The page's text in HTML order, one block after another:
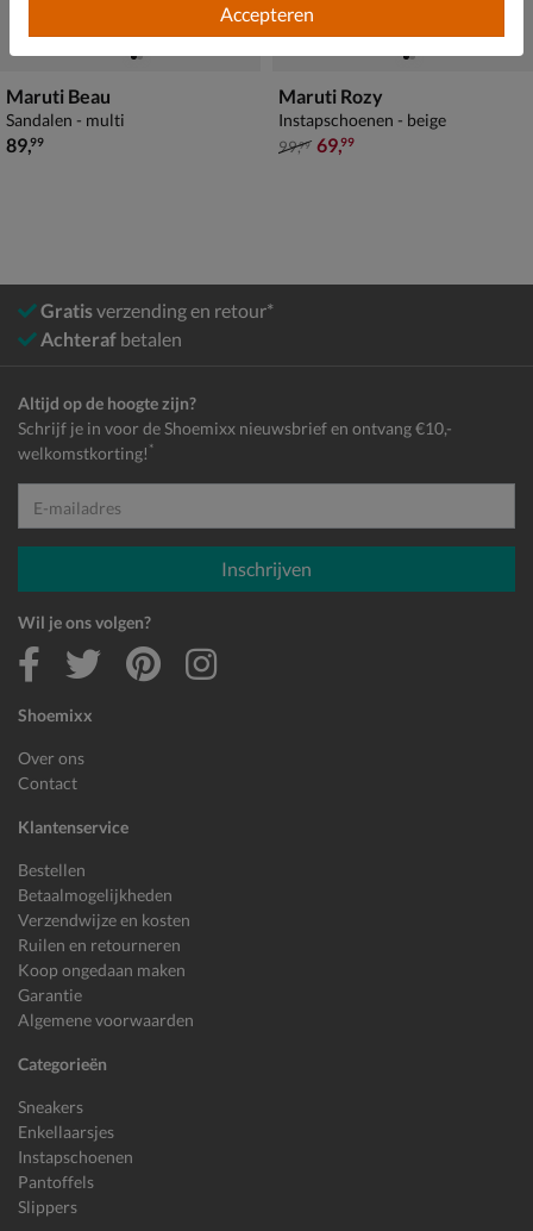
Maruti Beau
Sandalen - multi
€ 89,99
89,99
Maruti Rozy
Instapschoenen - beige
van € 99,99 voor € 69,99
99,99 69,99
Gratisverzending en retour*
Achteraf betalen
Shoemixx
Over ons
Contact
Klantenservice
Bestellen
Betaalmogelijkheden
Verzendwijze en kosten
Ruilen en retourneren
Koop ongedaan maken
Garantie
Algemene voorwaarden
Categorieën
Sneakers
Enkellaarsjes
Instapschoenen
Pantoffels
Slippers
Altijd op de hoogte zijn?
Schrijf je in voor de Shoemixx nieuwsbrief en ontvang €10,-
welkomstkorting! *
E-mailadres
Inschrijven
Wil je ons volgen?
Accepteren